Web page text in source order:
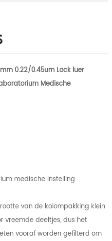
0.22/0.45um Lock luer
Medische
medische instelling
van de kolompakking klein
vreemde deeltjes, dus het
vooraf worden gefilterd om